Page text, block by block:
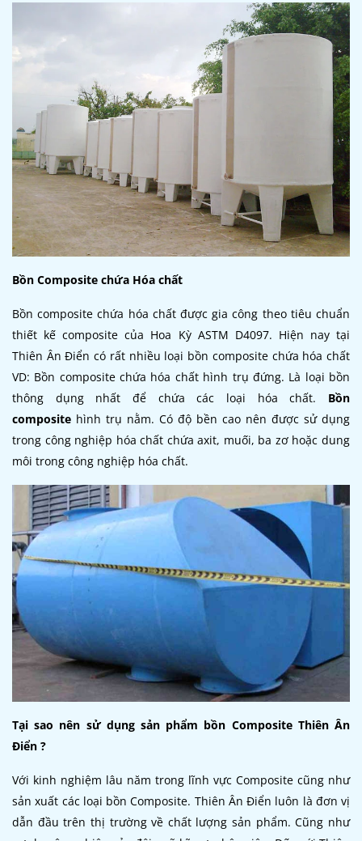
Bồn Composite chứa Hóa chất
Bồn composite chứa hóa chất được gia công theo tiêu chuẩn
thiết kế composite của Hoa Kỳ ASTM D4097. Hiện nay tại
Thiên Ân Điển có rất nhiều loại bồn composite chứa hóa chất
VD: Bồn composite chứa hóa chất hình trụ đứng. Là loại bồn
thông dụng nhất để chứa các loại hóa chất. Bồn
composite hình trụ nằm. Có độ bền cao nên được sử dụng
trong công nghiệp hóa chất chứa axit, muối, ba zơ hoặc dung
môi trong công nghiệp hóa chất.
Tại sao nên sử dụng sản phẩm bồn Composite Thiên Ân
Điển ?
Với kinh nghiệm lâu năm trong lĩnh vực Composite cũng như
sản xuất các loại bồn Composite. Thiên Ân Điển luôn là đơn vị
dẫn đầu trên thị trường về chất lượng sản phẩm. Cũng như